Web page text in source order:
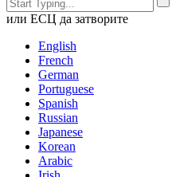
или ЕСЦ да затворите
English
French
German
Portuguese
Spanish
Russian
Japanese
Korean
Arabic